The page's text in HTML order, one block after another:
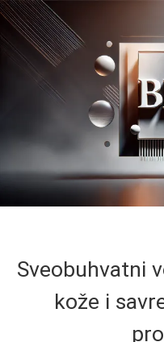
Sveobuhvatni
kože i